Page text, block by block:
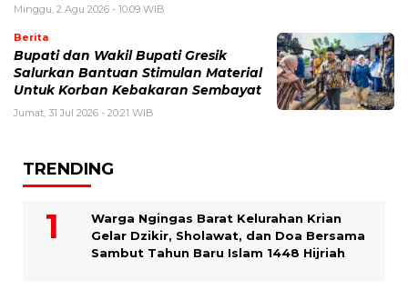
Minggu, 2 Agu 2026 - 10:09 WIB
Berita
Bupati dan Wakil Bupati Gresik
Salurkan Bantuan Stimulan Material
Untuk Korban Kebakaran Sembayat
Jumat, 31 Jul 2026 - 20:21 WIB
TRENDING
Warga Ngingas Barat Kelurahan Krian
Gelar Dzikir, Sholawat, dan Doa Bersama
Sambut Tahun Baru Islam 1448 Hijriah